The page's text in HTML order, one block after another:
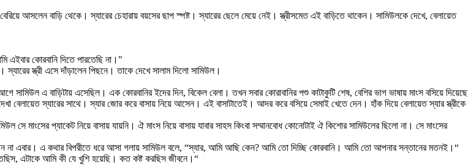
আসলেন বাড়ি থেকে। স্যারের চেহারায় বয়সের ছাপ স্পষ্ট। স্যারের ছেলে মেয়ে নেই। স্ত্রীসমেত এই বাড়িতে থাকেন। সামিউলকে দেখে, বেলায়েত
এইবার কোরবানি দিতে পারতেছি না।"
স্ত্রী এসে দাঁড়ালেন পিছনে। তাকে দেখে সালাম দিলো সামিউল।
এ বাড়িটায় এসেছিল। এক কোরবানির ইদের দিন, বিকেল বেলা। তখন সবার কোরাবানির পশু কাটাকুটি শেষ, বেশির ভাগ ভাষায় মাংস বসিয়ে দিয়েছে
স্যারের সাথে। স্যার জোর করে বাসায় নিয়ে আসেন। এই বাসাটাতেই। আদর করে বসিয়ে সেমাই খেতে দেন। হাঁক দিয়ে বেলায়েত স্যার স্ত্রীকে
সে মাংসের প্যাকেট নিয়ে বাসায় যায়নি। ঐ মাংস নিয়ে বাসায় যাবার সাহস কিংবা সম্মানবোধ কোনোটাই ঐ কিশোর সামিউলের ছিলো না। সে মাংসের
না এবার। এ কথার বিপরীতে ধরে আসা গলায় সামিউল বলে, “স্যার, আমি আছি কেন? আমি তো দিচ্ছি কোরবানি। আমি তো আপনার সন্তানের মতনই।“
এটাকে আমি কী যে খুশি হয়েছি। কত কষ্ট করছিস জীবনে।“